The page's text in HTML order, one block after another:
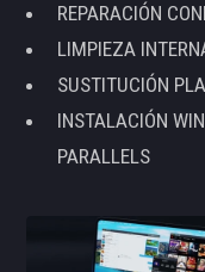
REPARACIÓN
LIMPIEZA
SUSTITUCIÓN
INSTALACIÓN
PARALLELS